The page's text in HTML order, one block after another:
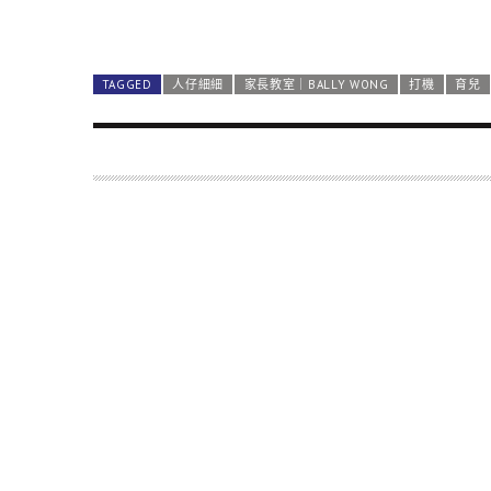
TAGGED 人仔細細 家長教室｜BALLY WONG 打機 育兒